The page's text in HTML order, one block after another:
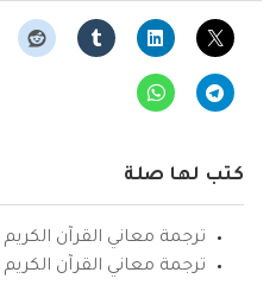
كتب لها صلة
ترجمة معاني القرآن الكريم
ترجمة معاني القرآن